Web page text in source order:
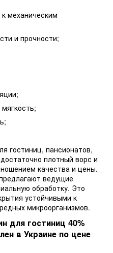
механическим
и прочности;
гостиниц, пансионатов,
плотный ворс и
качества и цены.
ведущие
обработку. Это
устойчивыми к
микроорганизмов.
для гостиниц 40%
в Украине по цене